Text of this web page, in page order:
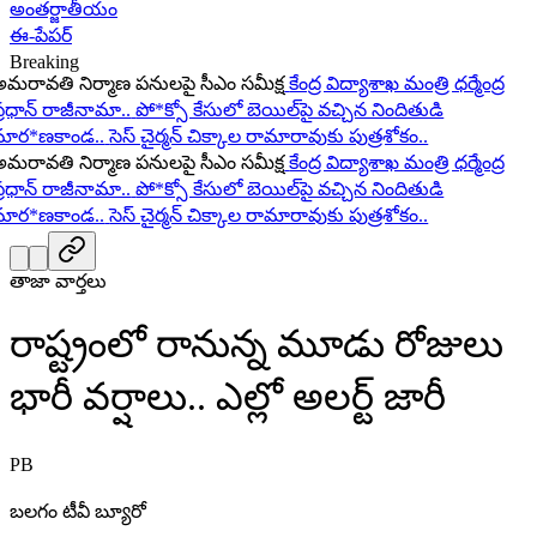
అంతర్జాతీయం
ఈ-పేపర్
Breaking
నిర్మాణ పనులపై సీఎం సమీక్ష కేంద్ర విద్యాశాఖ మంత్రి ధర్మేంద్ర
రాజీనామా.. పో*క్సో కేసులో బెయిల్‌పై వచ్చిన నిందితుడి
సెస్ చైర్మన్ చిక్కాల రామారావుకు పుత్రశోకం..
నిర్మాణ పనులపై సీఎం సమీక్ష కేంద్ర విద్యాశాఖ మంత్రి ధర్మేంద్ర
రాజీనామా.. పో*క్సో కేసులో బెయిల్‌పై వచ్చిన నిందితుడి
సెస్ చైర్మన్ చిక్కాల రామారావుకు పుత్రశోకం..
తాజా వార్తలు
రాష్ట్రంలో రానున్న మూడు రోజులు
భారీ వర్షాలు.. ఎల్లో అలర్ట్ జారీ
PB
బలగం టీవీ బ్యూరో